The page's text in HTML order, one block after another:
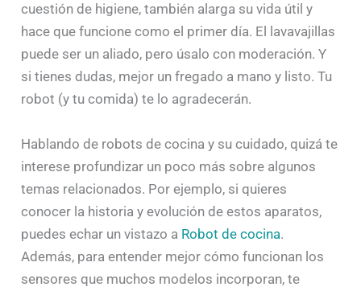
cuestión de higiene, también alarga su vida útil y
hace que funcione como el primer día. El lavavajillas
puede ser un aliado, pero úsalo con moderación. Y
si tienes dudas, mejor un fregado a mano y listo. Tu
robot (y tu comida) te lo agradecerán.
Hablando de robots de cocina y su cuidado, quizá te
interese profundizar un poco más sobre algunos
temas relacionados. Por ejemplo, si quieres
conocer la historia y evolución de estos aparatos,
puedes echar un vistazo a Robot de cocina.
Además, para entender mejor cómo funcionan los
sensores que muchos modelos incorporan, te